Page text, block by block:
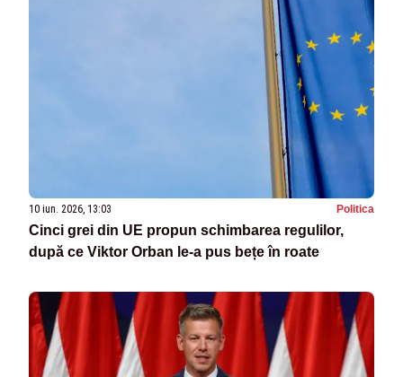
10 iun. 2026, 13:03 Politica
Cinci grei din UE propun schimbarea regulilor,
după ce Viktor Orban le-a pus bețe în roate